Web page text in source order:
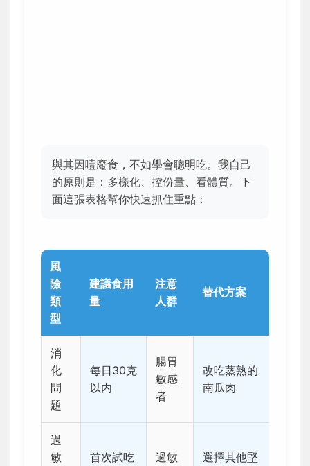
與其因噎廢食，不如學會聰明吃。我自己
的原則是：多樣化、控份量、看體質。下
面這張表格幫你快速抓住重點：
風
險
類
型
建議食用
量
注意
人群
替代方案
消
化
問
題
每日30克
以内
腸胃
敏感
者
改吃蒸熟的
南瓜肉
過
敏
首次試吃
過敏
選擇其他堅